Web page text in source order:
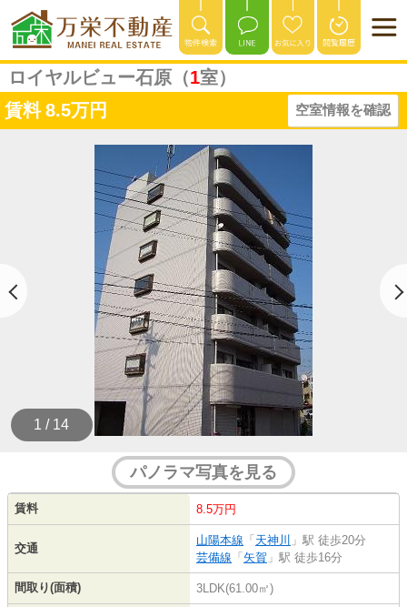
ロイヤルビュー石原（1室）
賃料 8.5万円 空室情報を確認
1 / 14
パノラマ写真を見る
賃料 8.5万円
交通
山陽本線 「 天神川 」駅 徒歩20分
芸備線 「 矢賀 」駅 徒歩16分
間取り(面積) 3LDK(61.00㎡)